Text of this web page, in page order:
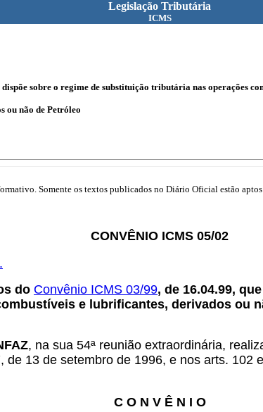
Legislação Tributária
ICMS
sobre o regime de substituição tributária nas operações
ou não de Petróleo
Somente os textos publicados no Diário Oficial estão
CONVÊNIO ICMS 05/02
do Convênio ICMS 03/99, de 16.04.99,
e lubrificantes, derivados ou
, na sua 54ª reunião extraordinária,
13 de setembro de 1996, e nos arts.
C O N V Ê N I O